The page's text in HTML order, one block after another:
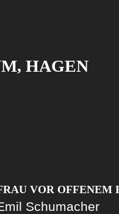
HAGEN
VOR OFFENEM
Schumacher